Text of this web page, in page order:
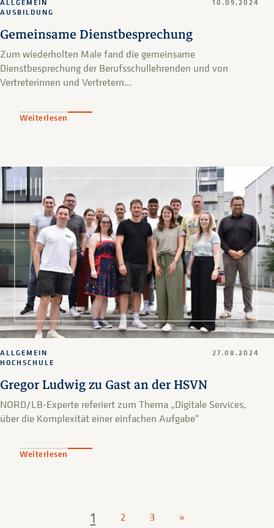
Gemeinsame Dienstbesprechung
ALLGEMEIN
AUSBILDUNG
10.09.2024
Zum wiederholten Male fand die gemeinsame
Dienstbesprechung der Berufsschullehrenden und von
Vertreterinnen und Vertretern...
Weiterlesen
Gregor Ludwig zu Gast an der HSVN
ALLGEMEIN
HOCHSCHULE
27.08.2024
NORD/LB-Experte referiert zum Thema „Digitale Services,
über die Komplexität einer einfachen Aufgabe"
Weiterlesen
1 2 3 »